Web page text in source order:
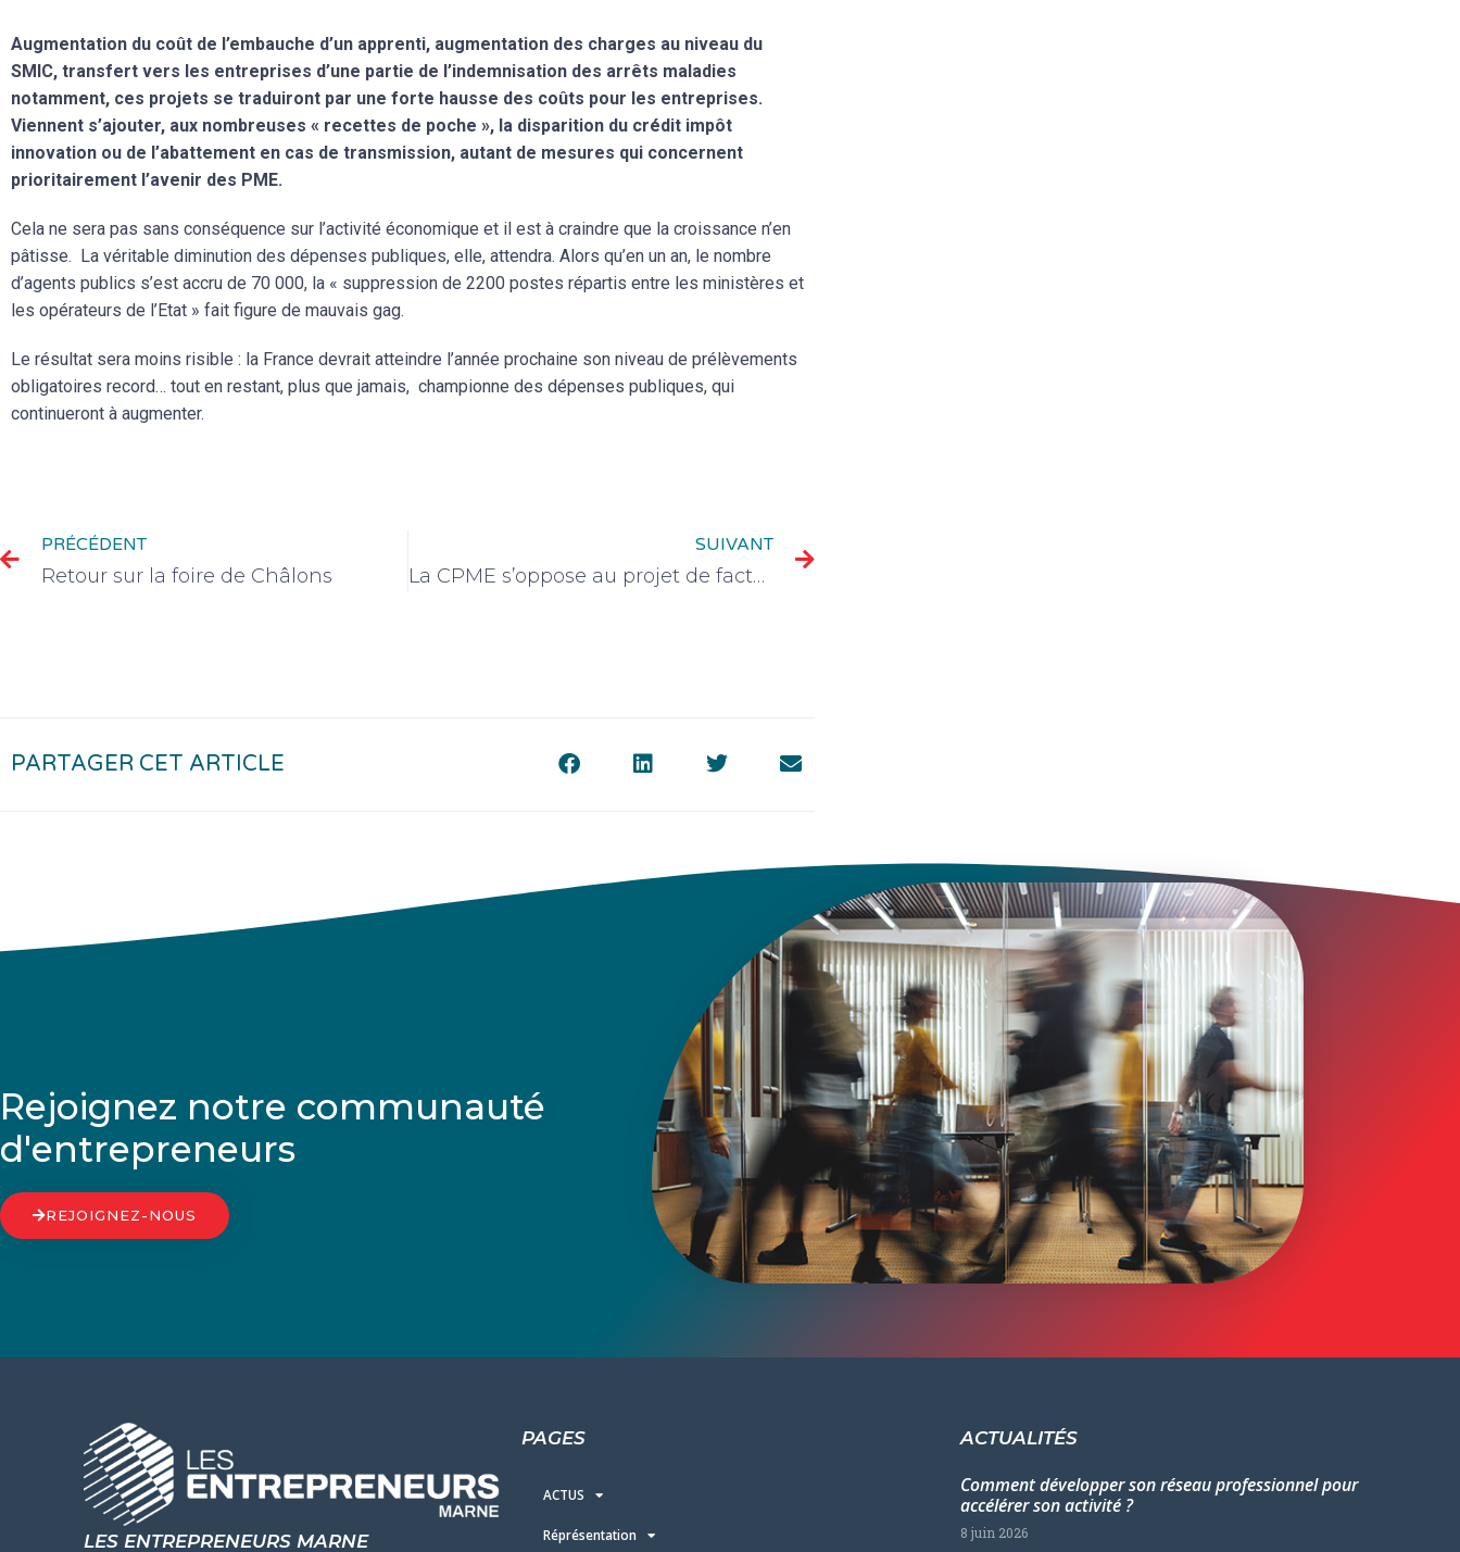
Augmentation du coût de l’embauche d’un apprenti, augmentation des charges au niveau du
SMIC, transfert vers les entreprises d’une partie de l’indemnisation des arrêts maladies
notamment, ces projets se traduiront par une forte hausse des coûts pour les entreprises.
Viennent s’ajouter, aux nombreuses « recettes de poche », la disparition du crédit impôt
innovation ou de l’abattement en cas de transmission, autant de mesures qui concernent
prioritairement l’avenir des PME.
Cela ne sera pas sans conséquence sur l’activité économique et il est à craindre que la croissance n’en
pâtisse. La véritable diminution des dépenses publiques, elle, attendra. Alors qu’en un an, le nombre
d’agents publics s’est accru de 70 000, la « suppression de 2200 postes répartis entre les ministères et
les opérateurs de l’Etat » fait figure de mauvais gag.
Le résultat sera moins risible : la France devrait atteindre l’année prochaine son niveau de prélèvements
obligatoires record… tout en restant, plus que jamais, championne des dépenses publiques, qui
continueront à augmenter.
PRÉCÉDENT
Retour sur la foire de Châlons
SUIVANT
La CPME s’oppose au projet de facturation électronique payante
PARTAGER CET ARTICLE
Rejoignez notre communauté
d'entrepreneurs
REJOIGNEZ-NOUS
LES ENTREPRENEURS MARNE
PAGES
ACTUS
Réprésentation
ACTUALITÉS
Comment développer son réseau professionnel pour
accélérer son activité ?
8 juin 2026